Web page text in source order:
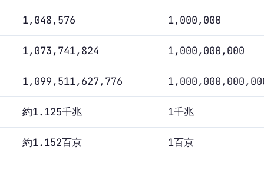
1,048,576 1,000,000
1,073,741,824 1,000,000,000
1,099,511,627,776
約1.125千兆 1千兆
約1.152百京 1百京